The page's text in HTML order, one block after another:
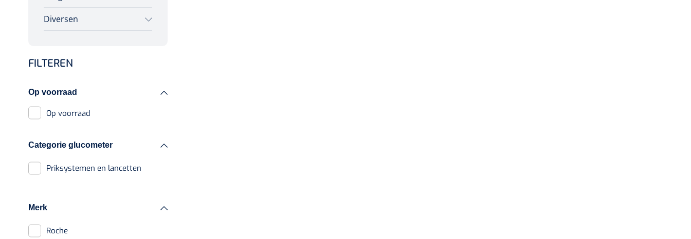
Complete
Voorhoofdslampen
Diversen
Software
Alcoholmeter
FILTEREN
Op voorraad
Op voorraad
Categorie glucometer
Priksystemen en lancetten
Merk
Roche